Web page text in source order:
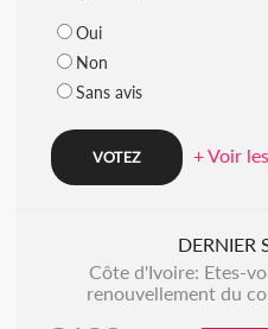
Oui
Non
Sans avis
+ Voir
DERNIER
Côte d'Ivoire: Etes-
renouvellement du